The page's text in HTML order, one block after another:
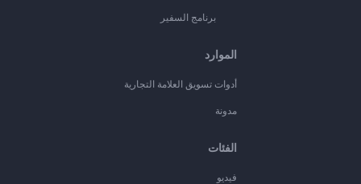
برنامج السفير
الموارد
أدوات تسويق العلامة التجارية
مدونة
الفئات
فيديو